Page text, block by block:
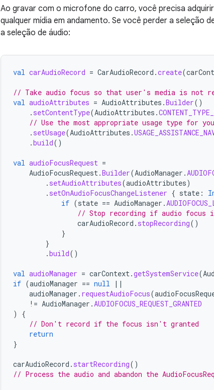
Ao gravar com o microfone do carro, você precisa adquirir
qualquer mídia em andamento. Se você perder a seleção
a seleção de áudio:
val carAudioRecord = CarAudioRecord .create(
// Take audio focus so that user's media is not
val audioAttributes = AudioAttributes .Builder()
. setContentType(AudioAttributes .
// Use the most appropriate usage type for
. setUsage(AudioAttributes .
.build()
val audioFocusRequest =
AudioFocusRequest.Builder(AudioManager .
. setAudioAttributes(audioAttributes)
. setOnAudioFocusChangeListener { state :
if (state == AudioManager .
// Stop recording if audio focus
carAudioRecord . stopRecording()
}
}
.build()
val audioManager = carContext.getSystemService(
if (audioManager == null
||
audioManager . requestAudioFocus(
!= AudioManager .AUDIOFOCUS_REQUEST_GRANTED
)
{
// Don't record if the focus isn't granted
return
}
carAudioRecord . startRecording()
// Process the audio and abandon the